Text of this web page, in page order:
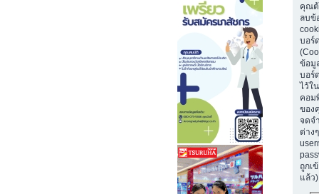
คุณต้
ลบข้
บอร์
ข้อมู
บอร์
ไว้ใน
คอม
ของ
จดจ
ต่าง
ถูกเ
แล้ว)